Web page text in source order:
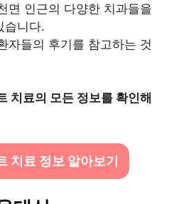
면 인근의 다양한 치과들을
습니다.
자들의 후기를 참고하는 것
치료의 모든 정보를 확인해
치료 정보 알아보기